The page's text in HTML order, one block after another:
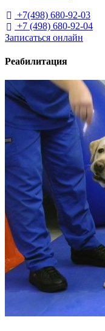
 +7(498) 680-92-03
 +7 (498) 680-92-04
Записаться онлайн
Реабилитация